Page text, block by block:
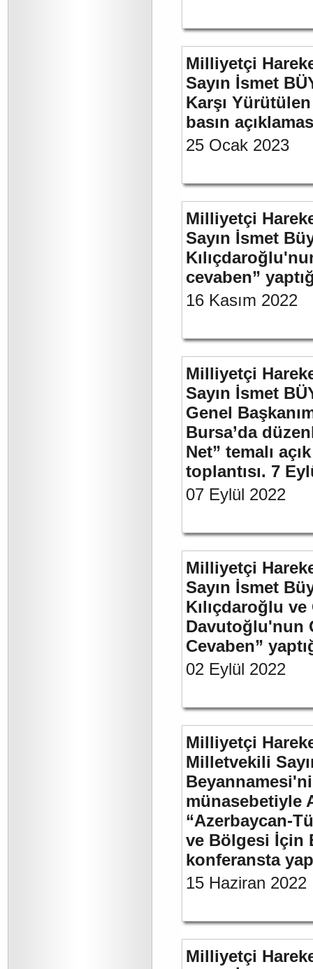
Milliyetçi
Sayın İsmet
Karşı Yürütülen
basın
25 Ocak 2023
Milliyetçi
Sayın İsmet
cevaben”
16 Kasım 2022
Milliyetçi
Sayın İsmet
Genel
Bursa’da
Net” temalı
toplantısı. 7
07 Eylül 2022
Milliyetçi
Sayın İsmet
Kılıçdaroğlu
Davutoğlu'nun
Cevaben”
02 Eylül 2022
Milliyetçi
Milletvekili
münasebetiyle
“Azerbaycan-
ve Bölgesi İçin
konferansta
15 Haziran 2022
Milliyetçi